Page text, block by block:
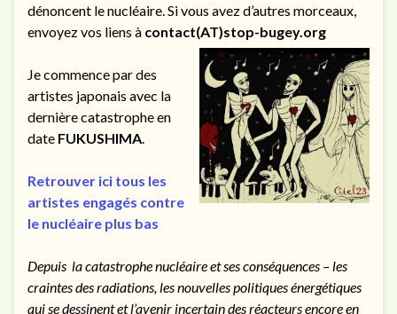
dénoncent le nucléaire. Si vous avez d’autres morceaux,
envoyez vos liens à contact(AT)stop-bugey.org
Je commence par des
artistes japonais avec la
dernière catastrophe en
date FUKUSHIMA.
Retrouver ici tous les
artistes engagés contre
le nucléaire plus bas
Depuis la catastrophe nucléaire et ses conséquences – les
craintes des radiations, les nouvelles politiques énergétiques
qui se dessinent et l’avenir incertain des réacteurs encore en